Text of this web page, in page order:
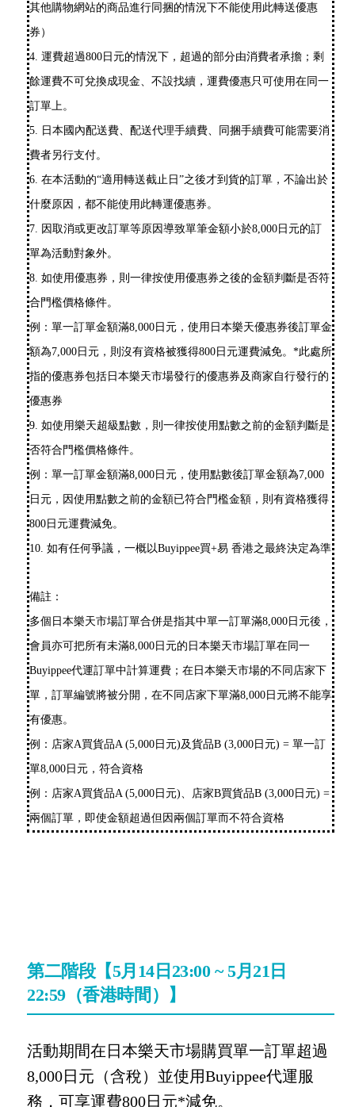
其他購物網站的商品進行同捆的情況下不能使用此轉送優惠
券）
4. 運費超過800日元的情況下，超過的部分由消費者承擔；剩
餘運費不可兌換成現金、不設找續，運費優惠只可使用在同一
訂單上。
5. 日本國內配送費、配送代理手續費、同捆手續費可能需要消
費者另行支付。
6. 在本活動的“適用轉送截止日”之後才到貨的訂單，不論出於
什麼原因，都不能使用此轉運優惠券。
7. 因取消或更改訂單等原因導致單筆金額小於8,000日元的訂
單為活動對象外。
8. 如使用優惠券，則一律按使用優惠券之後的金額判斷是否符
合門檻價格條件。
例：單一訂單金額滿8,000日元，使用日本樂天優惠券後訂單金
額為7,000日元，則沒有資格被獲得800日元運費減免。*此處所
指的優惠券包括日本樂天市場發行的優惠券及商家自行發行的
優惠券
9. 如使用樂天超級點數，則一律按使用點數之前的金額判斷是
否符合門檻價格條件。
例：單一訂單金額滿8,000日元，使用點數後訂單金額為7,000
日元，因使用點數之前的金額已符合門檻金額，則有資格獲得
800日元運費減免。
10. 如有任何爭議，一概以Buyippee買+易 香港之最終決定為準
備註：
多個日本樂天市場訂單合併是指其中單一訂單滿8,000日元後，
會員亦可把所有未滿8,000日元的日本樂天市場訂單在同一
Buyippee代運訂單中計算運費；在日本樂天市場的不同店家下
單，訂單編號將被分開，在不同店家下單滿8,000日元將不能享
有優惠。
例：店家A買貨品A (5,000日元)及貨品B (3,000日元) = 單一訂
單8,000日元，符合資格
例：店家A買貨品A (5,000日元)、店家B買貨品B (3,000日元) =
兩個訂單，即使金額超過但因兩個訂單而不符合資格
第二階段【5月14日23:00 ~ 5月21日
22:59（香港時間）】
活動期間在日本樂天市場購買單一訂單超過
8,000日元（含稅）並使用Buyippee代運服
務，可享運費800日元*減免。